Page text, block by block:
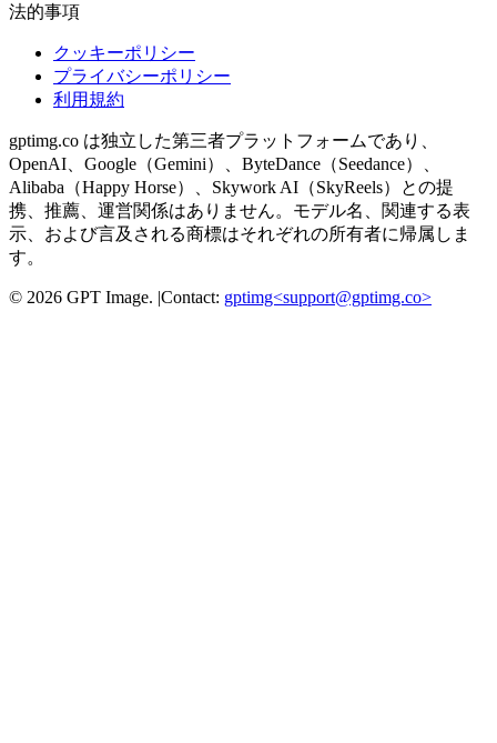
法的事項
クッキーポリシー
プライバシーポリシー
利用規約
gptimg.co は独立した第三者プラットフォームであり、
OpenAI、Google（Gemini）、ByteDance（Seedance）、
Alibaba（Happy Horse）、Skywork AI（SkyReels）との提
携、推薦、運営関係はありません。モデル名、関連する表
示、および言及される商標はそれぞれの所有者に帰属しま
す。
© 2026 GPT Image. |Contact: gptimg<support@gptimg.co>